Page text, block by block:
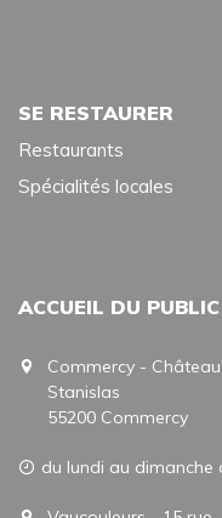
SE RESTAURER
Restaurants
Spécialités locales
ACCUEIL DU
Commercy - Château
Stanislas
55200 Commercy
du lundi au dimanche